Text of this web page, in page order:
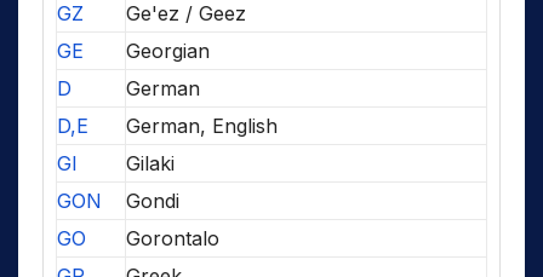
GZ
Ge'ez / Geez
GE
Georgian
D
German
D,E
German, English
GI
Gilaki
GON
Gondi
GO
Gorontalo